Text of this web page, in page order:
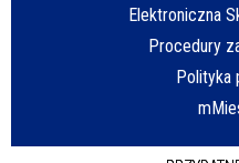
Elektroniczna
Procedury
Polityka